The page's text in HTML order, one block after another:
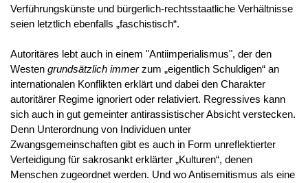
Verführungskünste und bürgerlich-rechtsstaatliche Verhältnisse
seien letztlich ebenfalls „faschistisch“.
Autoritäres lebt auch in einem "Antiimperialismus", der den
Westen grundsätzlich immerzum „eigentlich Schuldigen“ an
internationalen Konflikten erklärt und dabei den Charakter
autoritärer Regime ignoriert oder relativiert. Regressives kann
sich auch in gut gemeinter antirassistischer Absicht verstecken.
Denn Unterordnung von Individuen unter
Zwangsgemeinschaften gibt es auch in Form unreflektierter
Verteidigung für sakrosankt erklärter „Kulturen“, denen
Menschen zugeordnet werden. Und wo Antisemitismus als eine